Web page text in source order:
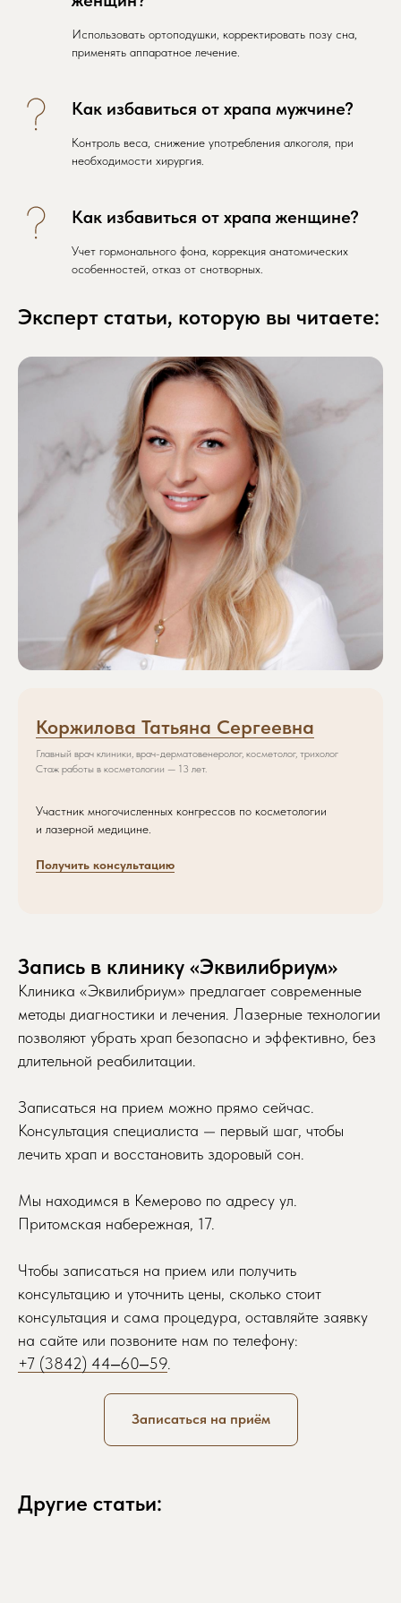
Использовать ортоподушки, корректировать позу сна,
применять аппаратное лечение.
Как избавиться от храпа мужчине?
Контроль веса, снижение употребления алкоголя, при
необходимости хирургия.
Как избавиться от храпа женщине?
Учет гормонального фона, коррекция анатомических
особенностей, отказ от снотворных.
Эксперт статьи, которую вы читаете:
Коржилова Татьяна Сергеевна
Главный врач клиники, врач-дерматовенеролог, косметолог, трихолог
Стаж работы в косметологии — 13 лет.
Участник многочисленных конгрессов по косметологии
и лазерной медицине.
Получить консультацию
Запись в клинику «Эквилибриум»
Клиника «Эквилибриум» предлагает современные
методы диагностики и лечения. Лазерные технологии
позволяют убрать храп безопасно и эффективно, без
длительной реабилитации.
Записаться на прием можно прямо сейчас.
Консультация специалиста — первый шаг, чтобы
лечить храп и восстановить здоровый сон.
Мы находимся в Кемерово по адресу ул.
Притомская набережная, 17.
Чтобы записаться на прием или получить
консультацию и уточнить цены, сколько стоит
консультация и сама процедура, оставляйте заявку
на сайте или позвоните нам по телефону:
+7 (3842) 44‒60‒59
Записаться на приём
Другие статьи:
+7
Ознакомлен и согласен с
данного сайта.
ЗАПИСАТЬСЯ НА ПРИЁМ
специалисты могут иметь ограниченное
количество свободных мест, поэтому
рекомендуем записываться заранее.